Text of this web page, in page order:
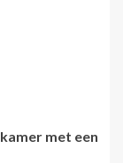
met een